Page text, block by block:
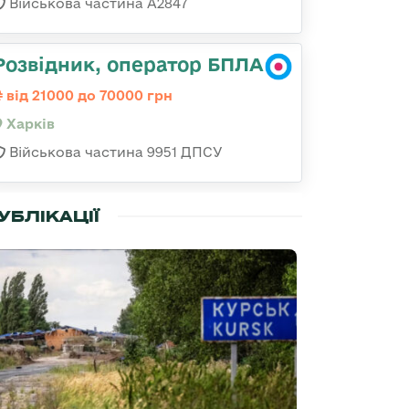
Військова частина А2847
оператор БПЛА
від 21000 до 70000 грн
Харків
Військова частина 9951 ДПСУ